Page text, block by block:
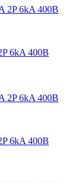
6kA 400В
6kA 400В